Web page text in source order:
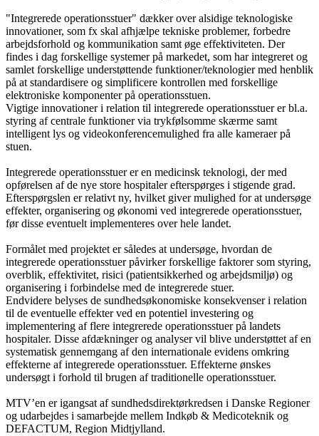
"Integrerede operationsstuer" dækker over alsidige teknologiske
innovationer, som fx skal afhjælpe tekniske problemer, forbedre
arbejdsforhold og kommunikation samt øge effektiviteten. Der
findes i dag forskellige systemer på markedet, som har integreret og
samlet forskellige understøttende funktioner/teknologier med henblik
på at standardisere og simplificere kontrollen med forskellige
elektroniske komponenter på operationsstuen.
Vigtige innovationer i relation til integrerede operationsstuer er bl.a.
styring af centrale funktioner via trykfølsomme skærme samt
intelligent lys og videokonferencemulighed fra alle kameraer på
stuen.
Integrerede operationsstuer er en medicinsk teknologi, der med
opførelsen af de nye store hospitaler efterspørges i stigende grad.
Efterspørgslen er relativt ny, hvilket giver mulighed for at undersøge
effekter, organisering og økonomi ved integrerede operationsstuer,
før disse eventuelt implementeres over hele landet.
Formålet med projektet er således at undersøge, hvordan de
integrerede operationsstuer påvirker forskellige faktorer som styring,
overblik, effektivitet, risici (patientsikkerhed og arbejdsmiljø) og
organisering i forbindelse med de integrerede stuer.
Endvidere belyses de sundhedsøkonomiske konsekvenser i relation
til de eventuelle effekter ved en potentiel investering og
implementering af flere integrerede operationsstuer på landets
hospitaler. Disse afdækninger og analyser vil blive understøttet af en
systematisk gennemgang af den internationale evidens omkring
effekterne af integrerede operationsstuer. Effekterne ønskes
undersøgt i forhold til brugen af traditionelle operationsstuer.
MTV’en er igangsat af sundhedsdirektørkredsen i Danske Regioner
og udarbejdes i samarbejde mellem Indkøb & Medicoteknik og
DEFACTUM, Region Midtjylland.